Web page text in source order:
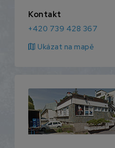
Kontakt
+420 739 428 367
map Ukázat na mapě